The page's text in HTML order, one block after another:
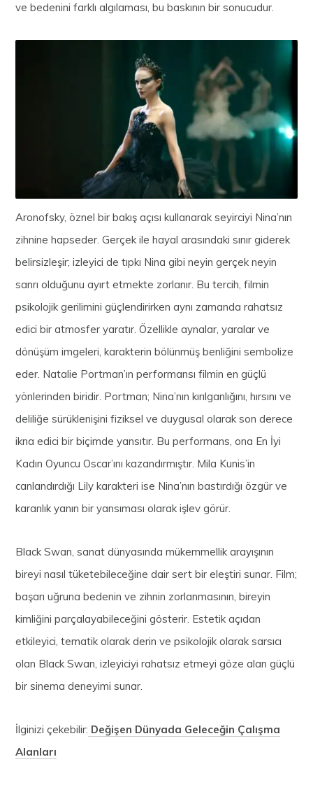
ve bedenini farklı algılaması, bu baskının bir sonucudur.
Aronofsky, öznel bir bakış açısı kullanarak seyirciyi Nina’nın
zihnine hapseder. Gerçek ile hayal arasındaki sınır giderek
belirsizleşir; izleyici de tıpkı Nina gibi neyin gerçek neyin
sanrı olduğunu ayırt etmekte zorlanır. Bu tercih, filmin
psikolojik gerilimini güçlendirirken aynı zamanda rahatsız
edici bir atmosfer yaratır. Özellikle aynalar, yaralar ve
dönüşüm imgeleri, karakterin bölünmüş benliğini sembolize
eder. Natalie Portman’ın performansı filmin en güçlü
yönlerinden biridir. Portman; Nina’nın kırılganlığını, hırsını ve
deliliğe sürüklenişini fiziksel ve duygusal olarak son derece
ikna edici bir biçimde yansıtır. Bu performans, ona En İyi
Kadın Oyuncu Oscar’ını kazandırmıştır. Mila Kunis’in
canlandırdığı Lily karakteri ise Nina’nın bastırdığı özgür ve
karanlık yanın bir yansıması olarak işlev görür.
Black Swan, sanat dünyasında mükemmellik arayışının
bireyi nasıl tüketebileceğine dair sert bir eleştiri sunar. Film;
başarı uğruna bedenin ve zihnin zorlanmasının, bireyin
kimliğini parçalayabileceğini gösterir. Estetik açıdan
etkileyici, tematik olarak derin ve psikolojik olarak sarsıcı
olan Black Swan, izleyiciyi rahatsız etmeyi göze alan güçlü
bir sinema deneyimi sunar.
İlginizi çekebilir: Değişen Dünyada Geleceğin Çalışma
Alanları